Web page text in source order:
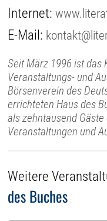
Internet:
E-Mail:
Seit März 1996 ist das
Veranstaltungs- und
Börsenverein des
errichteten Haus des
als zehntausend
Veranstaltungen und
Weitere
des Buches